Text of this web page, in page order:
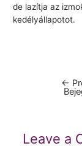
de lazítja az
kedélyállapotot.
Bejegyzés
navigáció
←
Leave a